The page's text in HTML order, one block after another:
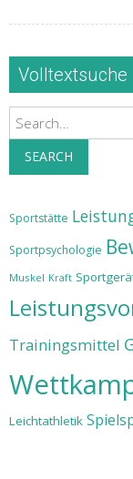
Volltextsuche
Search
SEARCH
Sportstätte
Sportpsychologie
Muskel Kraft
Trainingsmittel
Leichtathletik